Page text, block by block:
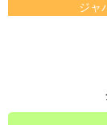
ジャ